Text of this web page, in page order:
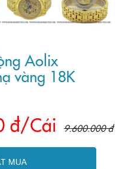
Aolix
vàng 18K
đ/Cái 9.600.000 đ
MUA